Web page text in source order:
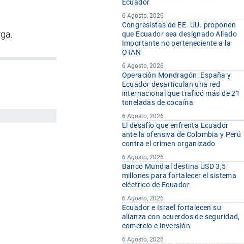
Ecuador
6 Agosto, 2026
Congresistas de EE. UU. proponen
que Ecuador sea designado Aliado
Importante no perteneciente a la
OTAN
6 Agosto, 2026
Operación Mondragón: España y
Ecuador desarticulan una red
internacional que traficó más de 21
toneladas de cocaína
6 Agosto, 2026
El desafío que enfrenta Ecuador
ante la ofensiva de Colombia y Perú
contra el crimen organizado
6 Agosto, 2026
Banco Mundial destina USD 3,5
millones para fortalecer el sistema
eléctrico de Ecuador
6 Agosto, 2026
Ecuador e Israel fortalecen su
alianza con acuerdos de seguridad,
comercio e inversión
6 Agosto, 2026